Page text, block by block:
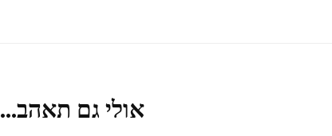
אולי גם תאהב...